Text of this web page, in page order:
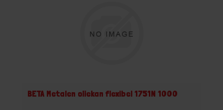
BETA Metalen oliekan flexibel 1751N 1000